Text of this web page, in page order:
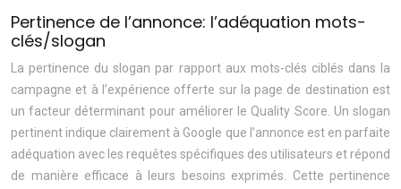
Pertinence de l’annonce: l’adéquation mots-
clés/slogan
La pertinence du slogan par rapport aux mots-clés ciblés dans la
campagne et à l’expérience offerte sur la page de destination est
un facteur déterminant pour améliorer le Quality Score. Un slogan
pertinent indique clairement à Google que l’annonce est en parfaite
adéquation avec les requêtes spécifiques des utilisateurs et répond
de manière efficace à leurs besoins exprimés. Cette pertinence